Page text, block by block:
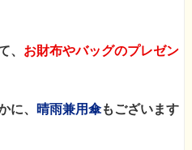
、 お財布やバッグのプレゼン
に、 晴雨兼用傘もございます